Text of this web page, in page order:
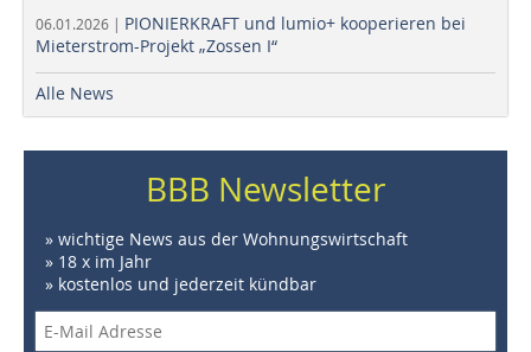
06.01.2026 | PIONIERKRAFT und lumio+ kooperieren bei
Mieterstrom-Projekt „Zossen I“
Alle News
BBB Newsletter
» wichtige News aus der Wohnungswirtschaft
» 18 x im Jahr
» kostenlos und jederzeit kündbar